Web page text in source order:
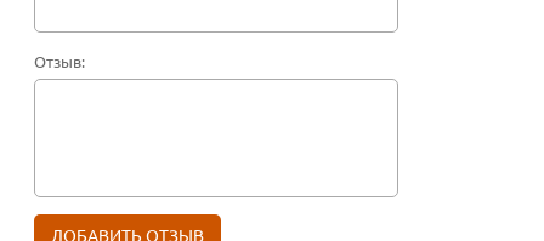
Отзыв: